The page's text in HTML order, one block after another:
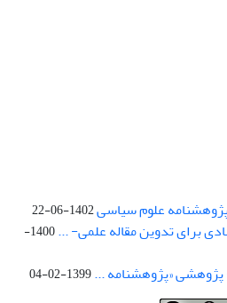
علوم سیاسی1402-06-22
برای تدوین مقاله علمی- ...
1400-
پژوهشی «پژوهشنامه ...1399-02-04